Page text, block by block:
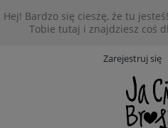
Hej! Bardzo się cieszę, że tu
Tobie tutaj i znajdziesz coś
Zarejestruj się